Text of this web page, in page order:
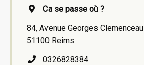
Ca se passe où ?
84, Avenue Georges Clemenceau
51100 Reims
0326828384